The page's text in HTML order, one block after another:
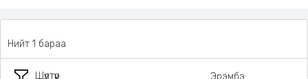
Шүүлтүүр
Нийт 1 бараа
Эрэмбэ: